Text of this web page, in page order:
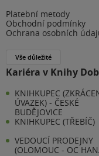
Platební metody
Obchodní podmínky
Ochrana osobních
Vše důležité
Kariéra v Knihy
KNIHKUPEC
ÚVAZEK) - ČESKÉ
BUDĚJOVICE
KNIHKUPEC (TŘEBÍČ)
VEDOUCÍ PRODEJNY
(OLOMOUC - OC